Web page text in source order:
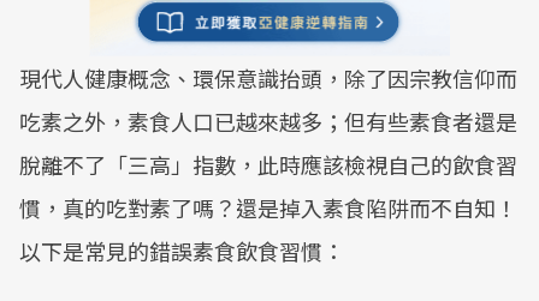
現代人健康概念、環保意識抬頭，除了因宗教信仰而
吃素之外，素食人口已越來越多；但有些素食者還是
脫離不了「三高」指數，此時應該檢視自己的飲食習
慣，真的吃對素了嗎？還是掉入素食陷阱而不自知！
以下是常見的錯誤素食飲食習慣：